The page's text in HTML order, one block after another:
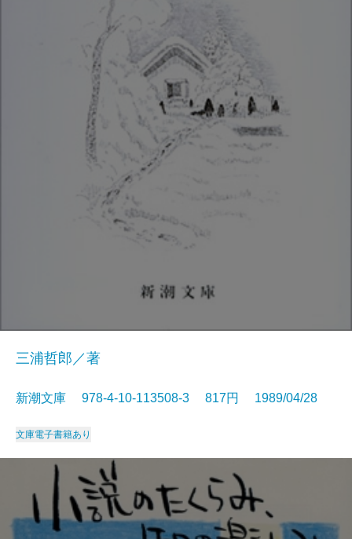
三浦哲郎／著
新潮文庫 978-4-10-113508-3 817円 1989/04/28
文庫電子書籍あり